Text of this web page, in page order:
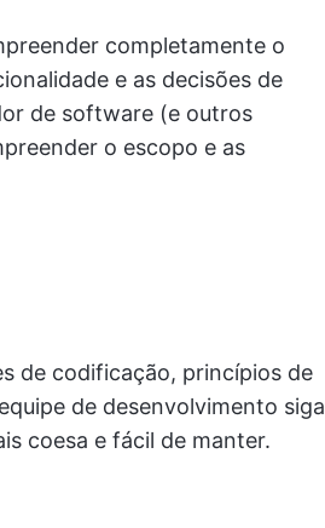
completamente o
e as decisões de
de software (e outros
o escopo e as
de codificação, princípios de
de desenvolvimento siga
coesa e fácil de manter.